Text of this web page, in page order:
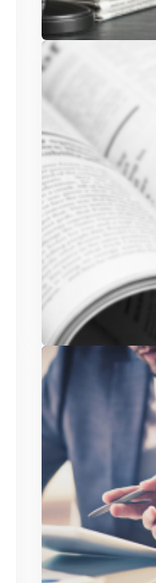
Image
Image